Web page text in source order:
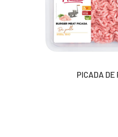
PICADA DE